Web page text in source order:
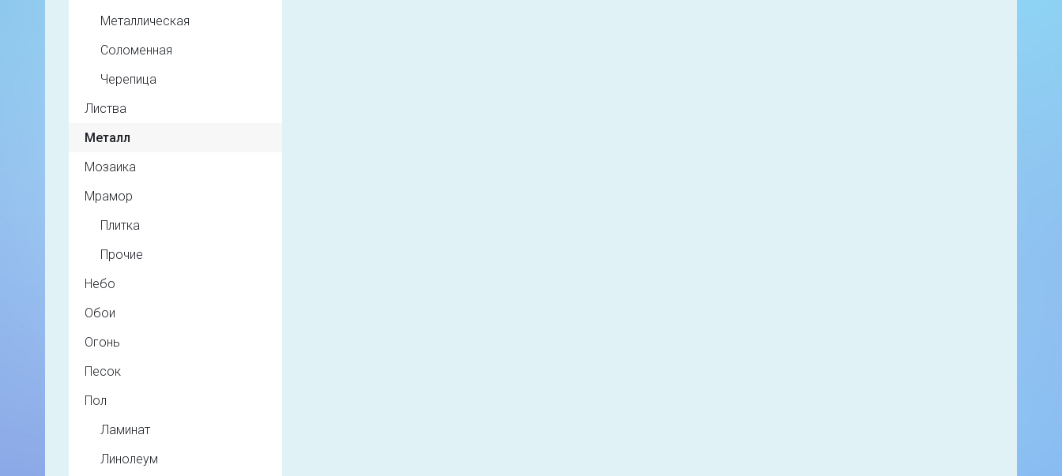
Металлическая
Соломенная
Черепица
Листва
Металл
Мозаика
Мрамор
Плитка
Прочие
Небо
Обои
Огонь
Песок
Пол
Ламинат
Линолеум